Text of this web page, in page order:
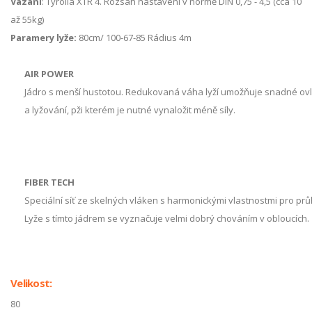
až 55kg)
Paramery lyže: 80cm/ 100-67-85 Rádius 4m
AIR POWER
Jádro s menší hustotou. Redukovaná váha lyží umožňuje snadné
a lyžování, pži kterém je nutné vynaložit méně síly.
FIBER TECH
Speciální síť ze skelných vláken s harmonickými vlastnostmi pro
Lyže s tímto jádrem se vyznačuje velmi dobrý chováním v obloucích.
Velikost:
80